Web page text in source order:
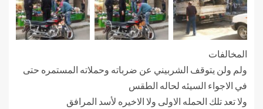
المخالفات
ولم ولن يتوقف الشربيني عن ضرباته وحملاته المستمره حتى
في الاجواء السيئه لحاله الطقس
ولا تعد تلك الحمله الاولى ولا الاخيره لأسد المرافق